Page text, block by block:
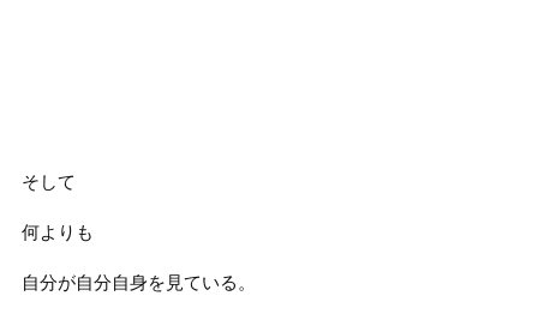
そして
何よりも
自分が自分自身を見ている。